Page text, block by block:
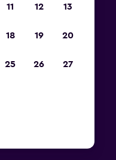
11 12 13
18 19 20
25 26 27